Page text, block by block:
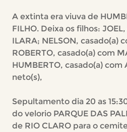
A extinta era viuva de
FILHO. Deixa os filhos:
ILARA; NELSON, casado(a)
ROBERTO, casado(a) com
HUMBERTO, casado(a)
neto(s),
Sepultamento dia 20 as
do velorio PARQUE DAS
de RIO CLARO para o